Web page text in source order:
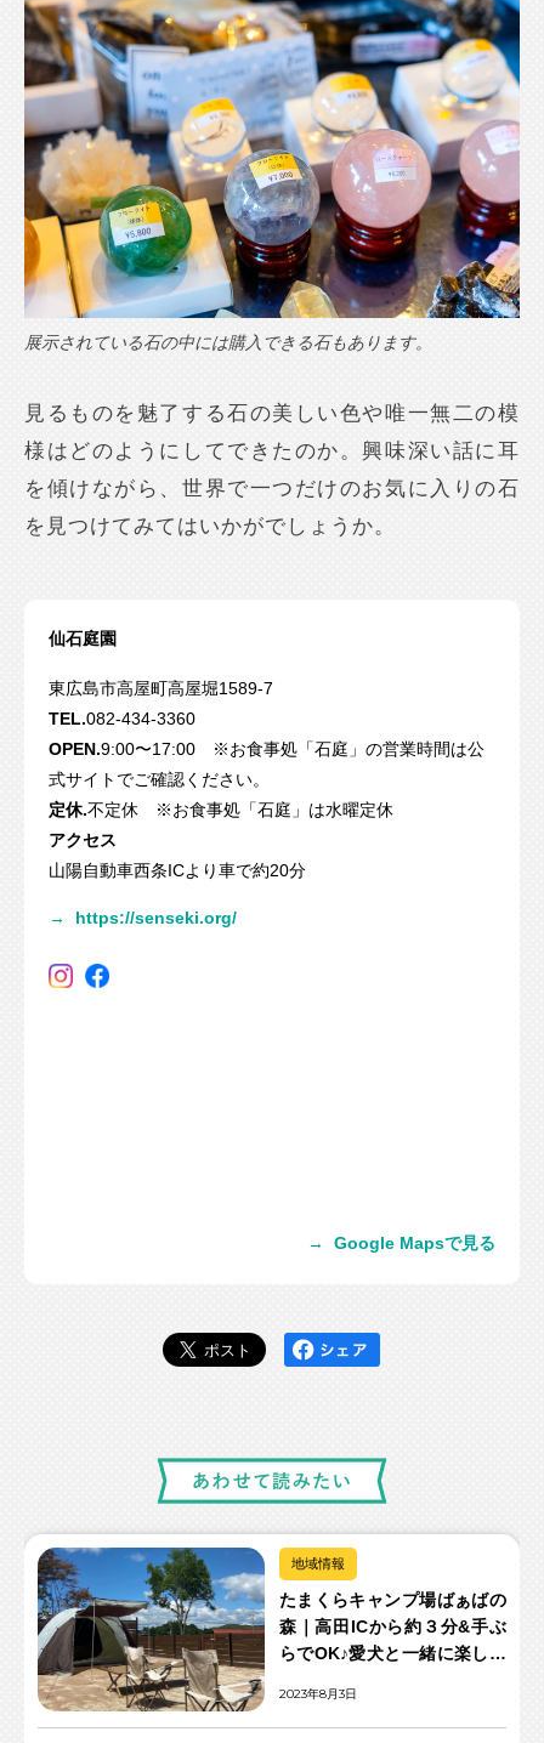
展示されている石の中には購入できる石もあります。
見るものを魅了する石の美しい色や唯一無二の模
様はどのようにしてできたのか。興味深い話に耳
を傾けながら、世界で一つだけのお気に入りの石
を見つけてみてはいかがでしょうか。
仙石庭園
東広島市高屋町高屋堀1589-7
TEL.082-434-3360
OPEN.9:00〜17:00 ※お食事処「石庭」の営業時間は公
式サイトでご確認ください。
定休.不定休 ※お食事処「石庭」は水曜定休
アクセス
山陽自動車西条ICより車で約20分
→ https://senseki.org/
→ Google Mapsで見る
地域情報
たまくらキャンプ場ばぁばの
森｜高田ICから約３分&手ぶ
らでOK♪愛犬と一緒に楽しめ
2023年8月3日